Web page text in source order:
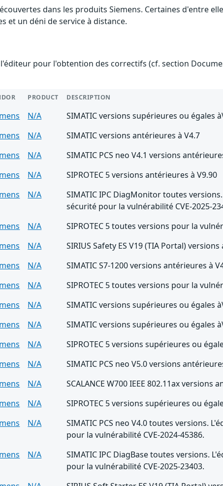
dans les produits Siemens. Certaines d'entre
et un déni de service à distance.
pour l'obtention des correctifs (cf. section
PRODUCT DESCRIPTION
N/A
SIMATIC versions supérieures ou égales
N/A
SIMATIC versions antérieures à V4.7
N/A
SIMATIC PCS neo V4.1 versions
N/A
SIPROTEC 5 versions antérieures à V9.90
N/A
SIMATIC IPC DiagMonitor toutes
sécurité pour la vulnérabilité CVE-2025-
N/A
SIPROTEC 5 toutes versions pour la
N/A
SIRIUS Safety ES V19 (TIA Portal)
N/A
SIMATIC S7-1200 versions antérieures à
N/A
SIPROTEC 5 toutes versions pour la
N/A
SIMATIC versions supérieures ou égales
N/A
SIMATIC versions supérieures ou égales
N/A
SIPROTEC 5 versions supérieures ou
N/A
SIMATIC PCS neo V5.0 versions
N/A
SCALANCE W700 IEEE 802.11ax versions
N/A
SIPROTEC 5 versions supérieures ou
N/A
SIMATIC PCS neo V4.0 toutes versions.
pour la vulnérabilité CVE-2024-45386.
N/A
SIMATIC IPC DiagBase toutes versions.
pour la vulnérabilité CVE-2025-23403.